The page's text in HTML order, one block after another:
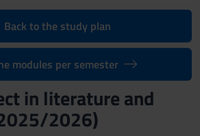
Back to the study plan
modules per semester
in literature and
2026)